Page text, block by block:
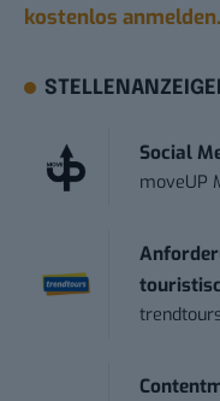
kostenlos anmelden.
Social
moveUP